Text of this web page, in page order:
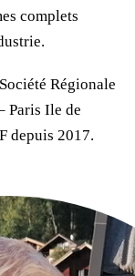
complets
Régionale
Paris Ile de
depuis 2017.